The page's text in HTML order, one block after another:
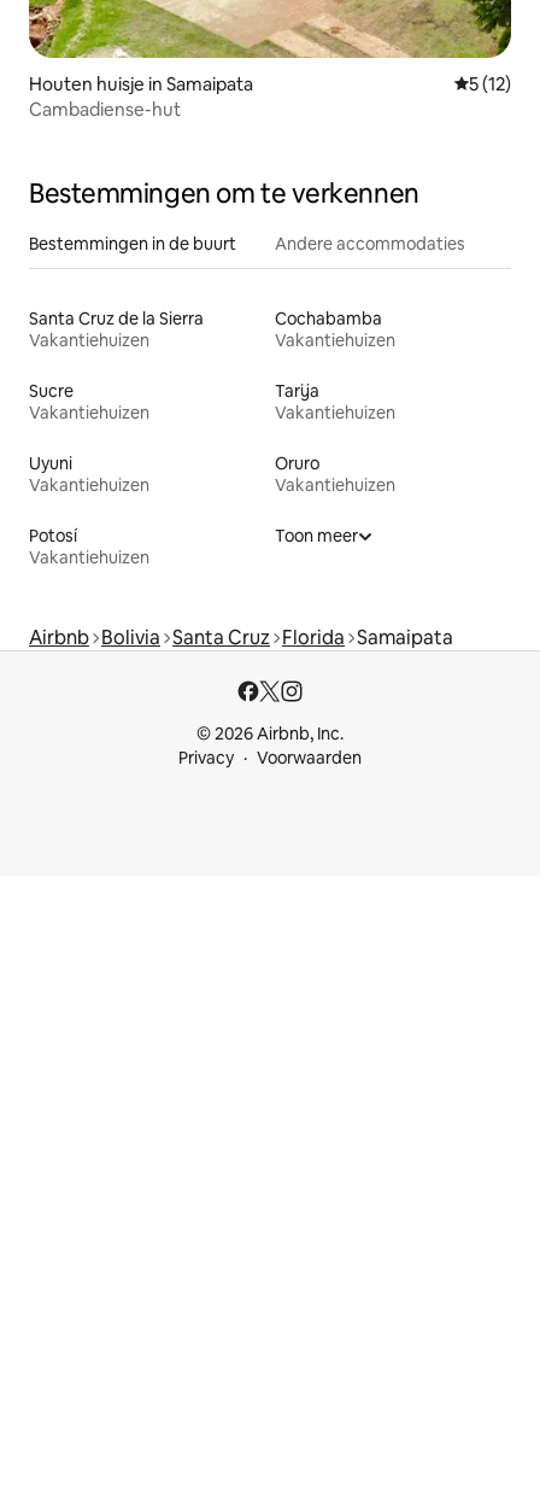
Houten huisje in Samaipata
5 (12)
Cambadiense-hut
Bestemmingen om te verkennen
Bestemmingen in de buurt Andere accommodaties
Santa Cruz de la Sierra
Vakantiehuizen
Cochabamba
Vakantiehuizen
Sucre
Vakantiehuizen
Tarija
Vakantiehuizen
Uyuni
Vakantiehuizen
Oruro
Vakantiehuizen
Potosí
Vakantiehuizen
Toon meer
Airbnb Bolivia Santa Cruz Florida Samaipata
© 2026 Airbnb, Inc.
Privacy
Voorwaarden